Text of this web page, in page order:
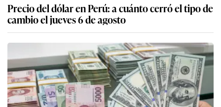
Precio del dólar en Perú: a cuánto cerró el tipo de
cambio el jueves 6 de agosto